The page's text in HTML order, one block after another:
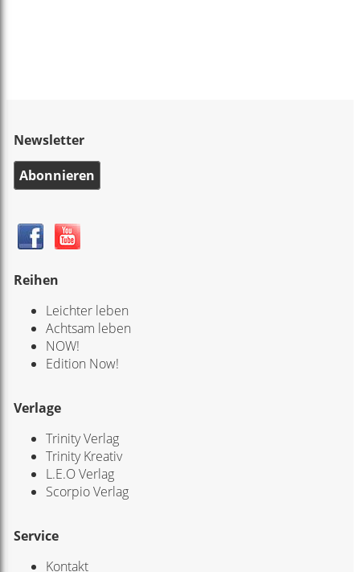
Newsletter
Abonnieren
Reihen
Leichter leben
Achtsam leben
NOW!
Edition Now!
Verlage
Trinity Verlag
Trinity Kreativ
L.E.O Verlag
Scorpio Verlag
Service
Kontakt